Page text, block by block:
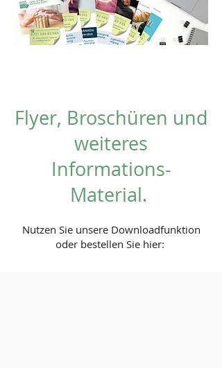
Flyer, Broschüren und
weiteres
Informations-
Material.
Nutzen Sie unsere Downloadfunktion
oder bestellen Sie hier: